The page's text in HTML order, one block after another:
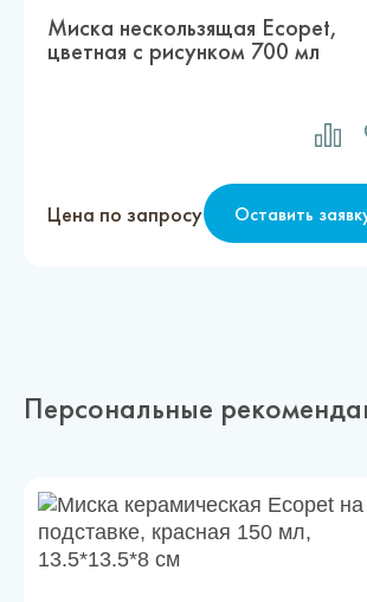
Миска нескользящая Ecopet,
цветная с рисунком 700 мл
Цена по запросу Оставить
Персональные